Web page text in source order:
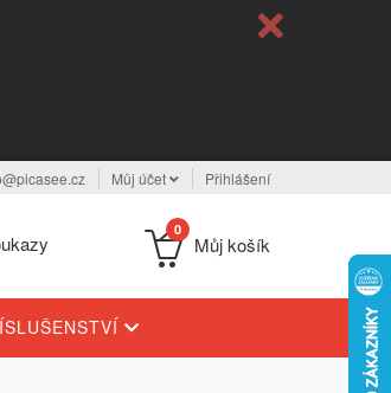
Můj účet Přihlášení
0
Můj košík